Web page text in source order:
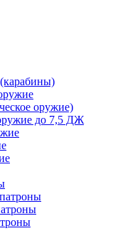
оружие)
до 7,5 ДЖ